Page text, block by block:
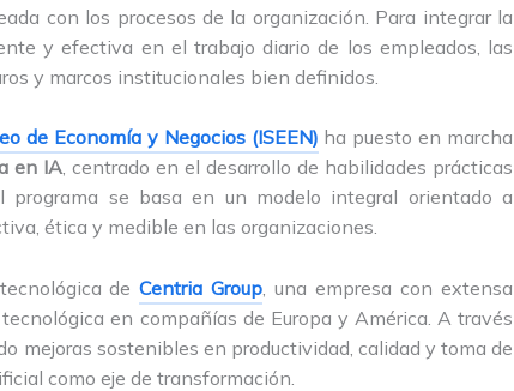
con los procesos de la organización. Para integrar la
y efectiva en el trabajo diario de los empleados, las
y marcos institucionales bien definidos.
de Economía y Negocios (ISEEN) ha puesto en marcha
en IA, centrado en el desarrollo de habilidades prácticas
programa se basa en un modelo integral orientado a
ética y medible en las organizaciones.
deCentria Group , una empresa con extensa
en compañías de Europa y América. A través
mejoras sostenibles en productividad, calidad y toma de
como eje de transformación.